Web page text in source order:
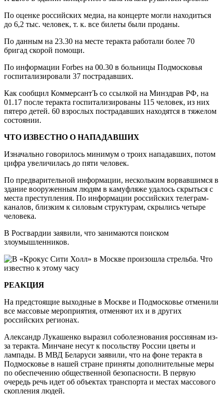
По оценке российских медиа, на концерте могли находиться
до 6,2 тыс. человек, т. к. все билеты были проданы.
По данным на 23.30 на месте теракта работали более 70
бригад скорой помощи.
По информации Forbes на 00.30 в больницы Подмосковья
госпитализировали 37 пострадавших.
Как сообщил КоммерсантЪ со ссылкой на Минздрав РФ, на
01.17 после теракта госпитализированы 115 человек, из них
пятеро детей. 60 взрослых пострадавших находятся в тяжелом
состоянии.
ЧТО ИЗВЕСТНО О НАПАДАВШИХ
Изначально говорилось минимум о троих нападавших, потом
цифра увеличилась до пяти человек.
По предварительной информации, нескольким ворвавшимся в
здание вооруженным людям в камуфляже удалось скрыться с
места преступления. По информации российских телеграм-
каналов, близким к силовым структурам, скрылись четыре
человека.
В Росгвардии заявили, что занимаются поиском
злоумышленников.
РЕАКЦИЯ
На предстоящие выходные в Москве и Подмосковье отменили
все массовые мероприятия, отменяют их и в других
российских регионах.
Александр Лукашенко выразил соболезнования россиянам из-
за теракта. Минчане несут к посольству России цветы и
лампады. В МВД Беларуси заявили, что на фоне теракта в
Подмосковье в нашей стране приняты дополнительные меры
по обеспечению общественной безопасности. В первую
очередь речь идет об объектах транспорта и местах массового
скопления людей.